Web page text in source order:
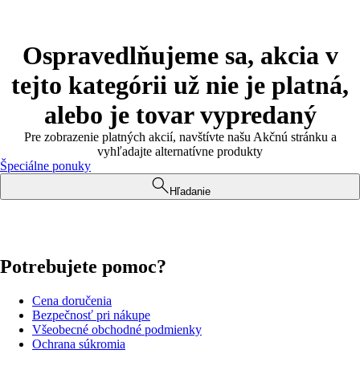
Ospravedlňujeme sa, akcia v
tejto kategórii už nie je platná,
alebo je tovar vypredaný
Pre zobrazenie platných akcií, navštívte našu Akčnú stránku a
vyhľadajte alternatívne produkty
Špeciálne ponuky
Hľadanie
Potrebujete pomoc?
Cena doručenia
Bezpečnosť pri nákupe
Všeobecné obchodné podmienky
Ochrana súkromia